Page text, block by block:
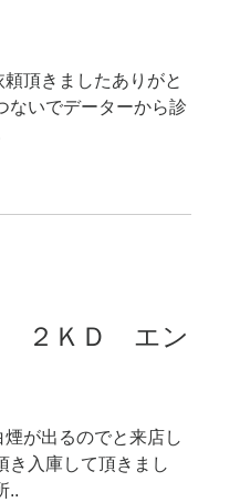
頂きましたありがと
ないでデーターから診
２ＫＤ エン
が出るのでと来店し
き入庫して頂きまし
..